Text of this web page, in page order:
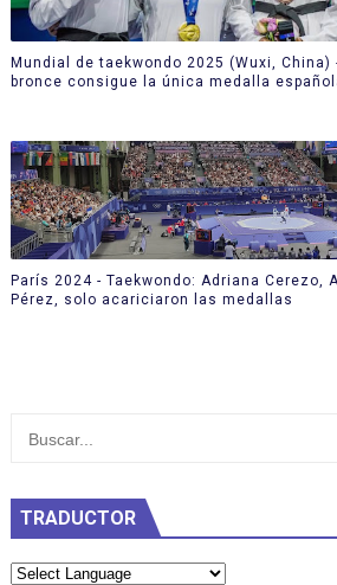
Mundial de taekwondo 2025 (Wuxi, China)
bronce consigue la única medalla
París 2024 - Taekwondo: Adriana Cerezo,
Pérez, solo acariciaron las medallas
TRADUCTOR